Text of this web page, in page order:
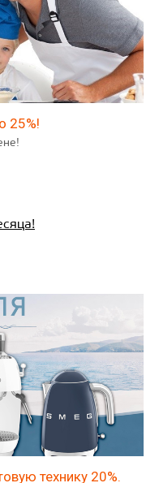
25%!
технику 20%.